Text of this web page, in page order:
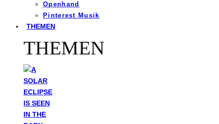
Openhand
Pinterest Musik
THEMEN
THEMEN